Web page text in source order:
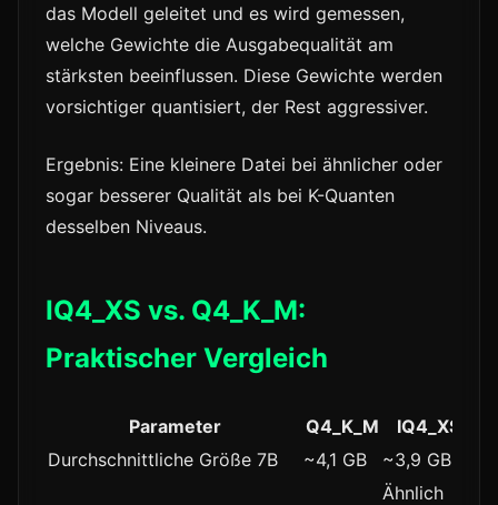
das Modell geleitet und es wird gemessen,
welche Gewichte die Ausgabequalität am
stärksten beeinflussen. Diese Gewichte werden
vorsichtiger quantisiert, der Rest aggressiver.
Ergebnis: Eine kleinere Datei bei ähnlicher oder
sogar besserer Qualität als bei K-Quanten
desselben Niveaus.
IQ4_XS vs. Q4_K_M:
Praktischer Vergleich
Parameter Q4_K_M
IQ4_XS
Durchschnittliche Größe 7B
~4,1 GB ~3,9 GB
Ähnlich